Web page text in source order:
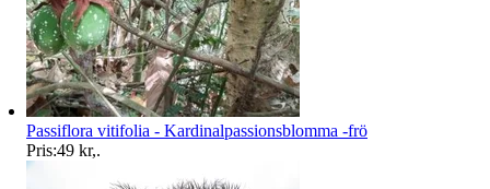
Passiflora vitifolia - Kardinalpassionsblomma -frö
Pris:49 kr,.